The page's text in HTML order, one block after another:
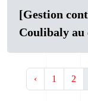
[Gestion
Coulibaly
‹ 1 2